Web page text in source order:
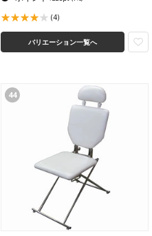
(4)
バリエーション一覧へ
44